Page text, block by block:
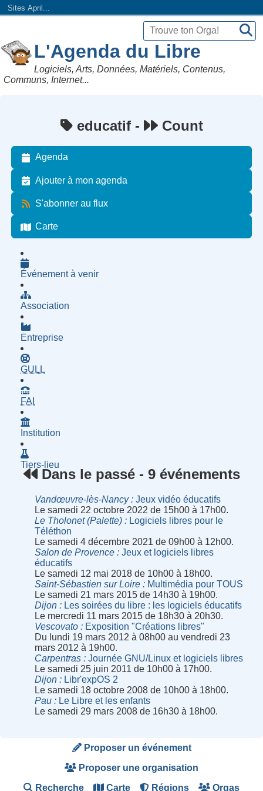
Sites April...
L'Agenda du Libre
Logiciels, Arts, Données, Matériels, Contenus,
Communs, Internet...
educatif - Count
Agenda
Ajouter à mon agenda
S'abonner au flux
Carte
Événement à venir
Association
Entreprise
GULL
FAI
Institution
Tiers-lieu
Dans le passé - 9 événements
Vandœuvre-lès-Nancy
Jeux vidéo éducatifs
Le samedi 22 octobre 2022 de 15h00 à 17h00.
Le Tholonet (Palette)
Logiciels libres pour le
Téléthon
Le samedi 4 décembre 2021 de 09h00 à 12h00.
Salon de Provence
Jeux et logiciels libres
éducatifs
Le samedi 12 mai 2018 de 10h00 à 18h00.
Saint-Sébastien sur Loire
Multimédia pour TOUS
Le samedi 21 mars 2015 de 14h30 à 19h00.
Dijon
Les soirées du libre : les logiciels éducatifs
Le mercredi 11 mars 2015 de 18h30 à 20h30.
Vescovato
Exposition "Créations libres"
Du lundi 19 mars 2012 à 08h00 au vendredi 23
mars 2012 à 19h00.
Carpentras
Journée GNU/Linux et logiciels libres
Le samedi 25 juin 2011 de 10h00 à 17h00.
Dijon
Libr'expOS 2
Le samedi 18 octobre 2008 de 10h00 à 18h00.
Pau
Le Libre et les enfants
Le samedi 29 mars 2008 de 16h30 à 18h00.
Proposer un événement
Proposer une organisation
Recherche Carte Régions Orgas